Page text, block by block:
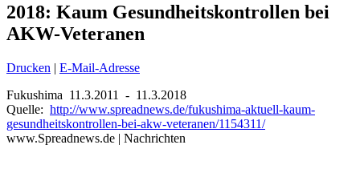
2018: Kaum Gesundheitskontrollen bei
AKW-Veteranen
Drucken | E-Mail-Adresse
Fukushima 11.3.2011 - 11.3.2018
Quelle: http://www.spreadnews.de/fukushima-aktuell-kaum-
gesundheitskontrollen-bei-akw-veteranen/1154311/
www.Spreadnews.de | Nachrichten